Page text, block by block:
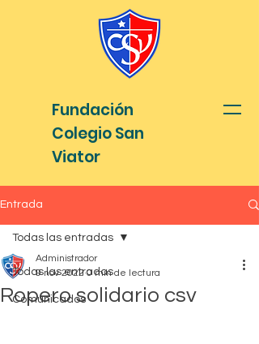
Fundación
Colegio San
Viator
Entrada
Todas las entradas
Comunicados
Todas las entradas
Ropero solidario csv
Administrador
9 nov 2022 0 min de lectura